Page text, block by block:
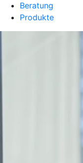
Beratung
Produkte